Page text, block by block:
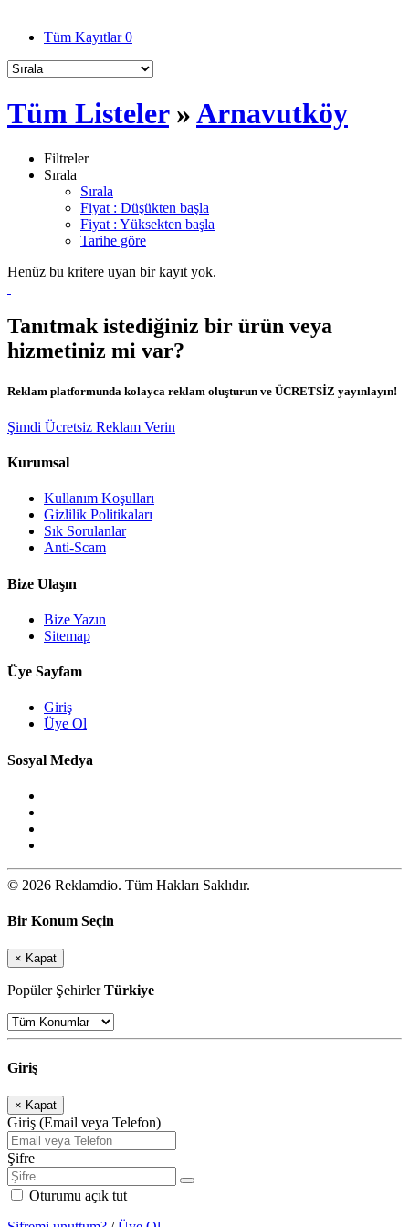
Tüm Kayıtlar0
Tüm Listeler»Arnavutköy
Filtreler
Sırala
Sırala
Fiyat : Düşükten başla
Fiyat : Yüksekten başla
Tarihe göre
Henüz bu kritere uyan bir kayıt yok.
Tanıtmak istediğiniz bir ürün veya
hizmetiniz mi var?
Reklam platformunda kolayca reklam oluşturun ve ÜCRETSİZ yayınlayın!
Şimdi Ücretsiz Reklam Verin
Kurumsal
Kullanım Koşulları
Gizlilik Politikaları
Sık Sorulanlar
Anti-Scam
Bize Ulaşın
Bize Yazın
Sitemap
Üye Sayfam
Giriş
Üye Ol
Sosyal Medya
© 2026 Reklamdio. Tüm Hakları Saklıdır.
Bir Konum Seçin
× Kapat
Popüler ŞehirlerTürkiye
Giriş
× Kapat
Giriş (Email veya Telefon)
Şifre
Oturumu açık tut